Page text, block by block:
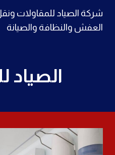
التجاوز
شركة الصياد للمقاولات
العفش والنظافة والصيانة
الصياد